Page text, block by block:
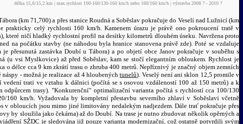
délka 15,6/15,2 km | max.rychlost 100-160/130-160 km/h nebo 160/160 km/h | výstavba 2008 ? - 2010 ?
(km 71,700) a přes stanice Roudná a Soběslav pokračuje do Veselí nad Lužnicí (km
prakticky celý rychlosti 160 km/h. Kamenem úrazu je právě ono pokroucení tratě v
které ničí hladký rychlostní profil na desítky kilometrů dlouhém úseku. Navržena proto
na počátku stavby (ne náhodou byla hranice stanovena právě zde). Poté se vzdaluje
přesunutá zastávka Doubí u Tábora) a po objetí obce Janov pokračuje v souběhu s
(u vsi Myslkovice) až před Soběslav, kam se stočí elegantním obloukem. Rychlost je
o délce cca 9 km zkrátí trasu o zhruba 400 metrů. Nepříznivý je značný objem zemních
- možná je realizace až 4 hloubenýchtunelů). Veselý není ani sklon 12,5 promile v
trati ve vztahu k dálnici (počítá se s osovou vzdáleností 100 až 150 metrů) a k
trasy). "Konkurenční" optimalizační varianta počítá s rychlostí cca 100/130
160 km/h. Vyžadovala by kompletní přestavbu severního zhlaví v Soběslavi včetně
v obloucích jsou mimo jiné limitovány nedalekým nadjezdem. Dále trať pokračuje přes
by sloužila jako čekárna) až do Doubí. Na trase je nutno zbudovat několik opěrných a
SŽDC je sledována již pouze varianta modernizační, což ostatně potvrdili svým